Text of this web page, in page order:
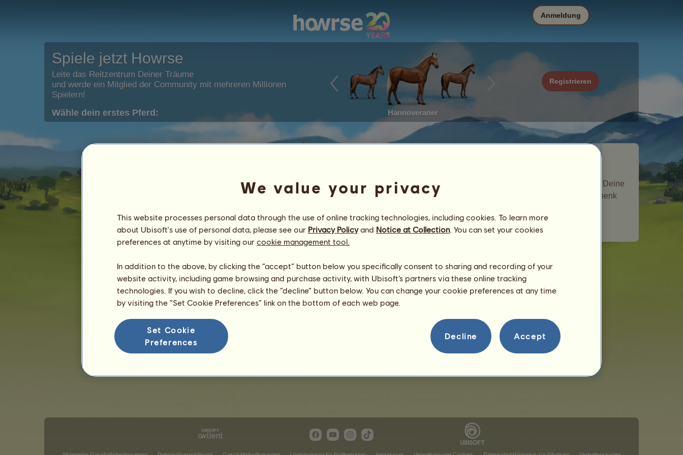
Spiele jetzt Howrse
Leite das Reitzentrum Deiner Träume
und werde ein Mitglied der Community mit mehreren Millionen
Spielern!
Wähle dein erstes Pferd: Hannoveraner
Registrieren
Anmeldung
Cäsar
erschienen ist. Es ist vorübergehend in Deine
Zucht gekommen und hat Dir ein Geschenk
Anzahl der besuchten Spieler:
We value your privacy
This website processes personal data through the use of online tracking technologies, including cookies. To learn more
about Ubisoft's use of personal data, please see our Privacy Policyand Notice at Collection. You can set your cookies
preferences at anytime by visiting our cookie management tool.
In addition to the above, by clicking the “accept” button below you specifically consent to sharing and recording of your
website activity, including game browsing and purchase activity, with Ubisoft’s partners via these online tracking
technologies. If you wish to decline, click the “decline” button below. You can change your cookie preferences at any time
by visiting the “Set Cookie Preferences” link on the bottom of each web page.
Set Cookie
Preferences
Decline Accept